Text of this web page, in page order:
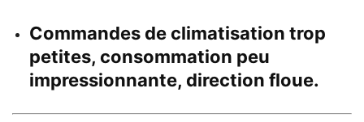
Commandes de climatisation trop
petites, consommation peu
impressionnante, direction floue.